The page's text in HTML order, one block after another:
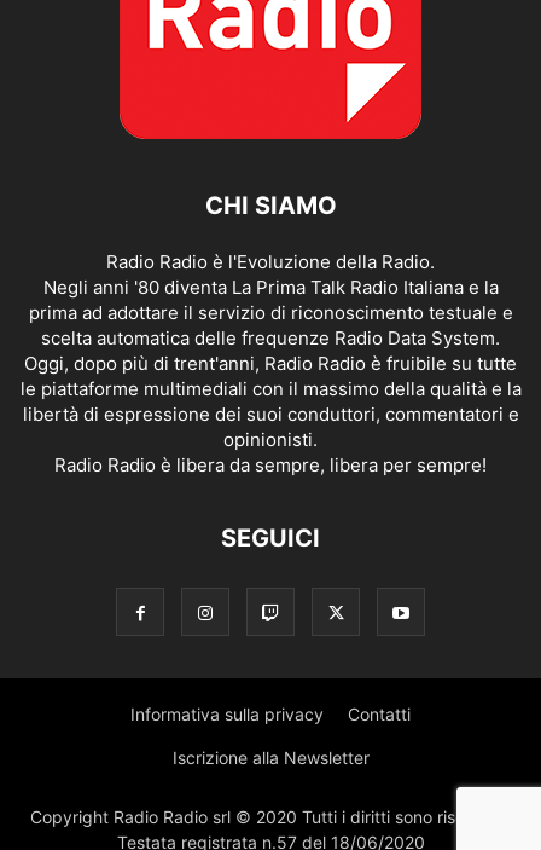
CHI SIAMO
Radio Radio è l'Evoluzione della Radio.
Negli anni '80 diventa La Prima Talk Radio Italiana e la
prima ad adottare il servizio di riconoscimento testuale e
scelta automatica delle frequenze Radio Data System.
Oggi, dopo più di trent'anni, Radio Radio è fruibile su tutte
le piattaforme multimediali con il massimo della qualità e la
libertà di espressione dei suoi conduttori, commentatori e
opinionisti.
Radio Radio è libera da sempre, libera per sempre!
SEGUICI
Informativa sulla privacy Contatti
Iscrizione alla Newsletter
Copyright Radio Radio srl © 2020 Tutti i diritti sono riservati |
Testata registrata n.57 del 18/06/2020